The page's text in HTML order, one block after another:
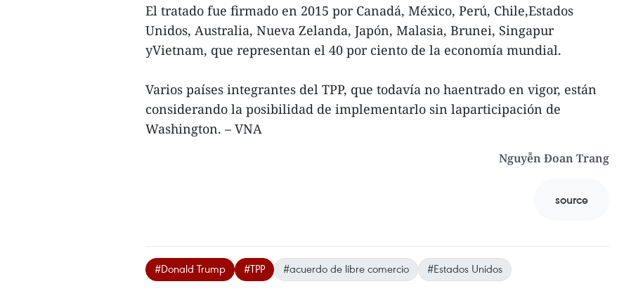
El tratado fue firmado en 2015 por Canadá, México, Perú, Chile,Estados
Unidos, Australia, Nueva Zelanda, Japón, Malasia, Brunei, Singapur
yVietnam, que representan el 40 por ciento de la economía mundial.
Varios países integrantes del TPP, que todavía no haentrado en vigor, están
considerando la posibilidad de implementarlo sin laparticipación de
Washington. – VNA
Nguyễn Đoan Trang
source
#Donald Trump #TPP #acuerdo de libre comercio #Estados Unidos